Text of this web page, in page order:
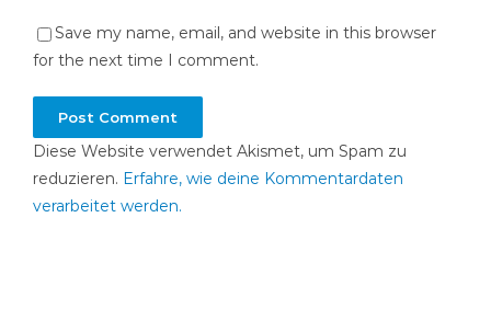
Save my name, email, and website in this browser
for the next time I comment.
Diese Website verwendet Akismet, um Spam zu
reduzieren. Erfahre, wie deine Kommentardaten
verarbeitet werden.